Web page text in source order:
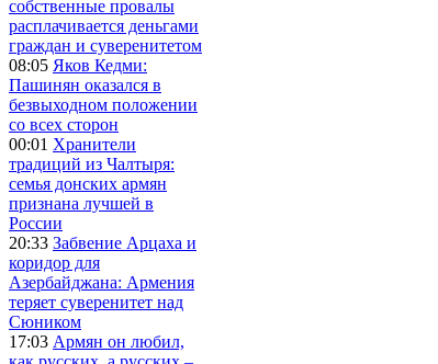
собственные провалы
расплачивается деньгами
граждан и суверенитетом
08:05 Яков Кедми:
Пашинян оказался в
безвыходном положении
со всех сторон
00:01 Хранители
традиций из Чалтыря:
семья донских армян
признана лучшей в
России
20:33 Забвение Арцаха и
коридор для
Азербайджана: Армения
теряет суверенитет над
Сюником
17:03 Армян он любил,